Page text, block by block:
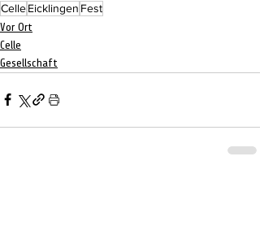
CelleEicklingen Fest
Vor Ort
Celle
Gesellschaft